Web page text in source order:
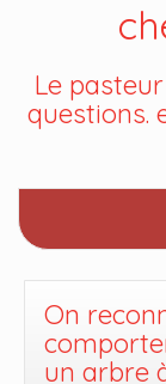
Le
questions.
On
un arbre